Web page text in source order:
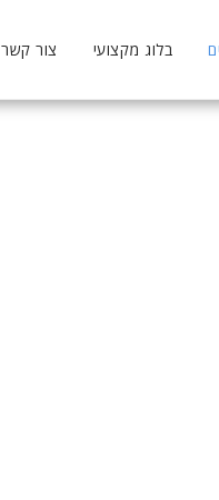
בלוג מקצועי צור קשר